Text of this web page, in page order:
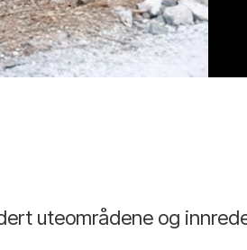
uteområdene og